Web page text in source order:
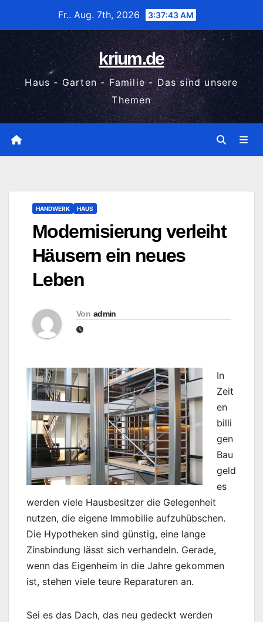
wechseln
Fr.. Aug. 7th, 2026 3:37:44 AM
krium.de
Haus - Garten - Familie - Das sind unsere
Themen
HANDWERK HAUS
Modernisierung verleiht
Häusern ein neues
Leben
Von admin
In
Zeit
en
billi
gen
Bau
geld
es
werden viele Hausbesitzer die Gelegenheit
nutzen, die eigene Immobilie aufzuhübschen.
Die Hypotheken sind günstig, eine lange
Zinsbindung lässt sich verhandeln. Gerade,
wenn das Eigenheim in die Jahre gekommen
ist, stehen viele teure Reparaturen an.
Sei es das Dach, das neu gedeckt werden